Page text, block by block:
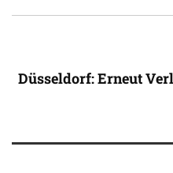
Düsseldorf: Erneut